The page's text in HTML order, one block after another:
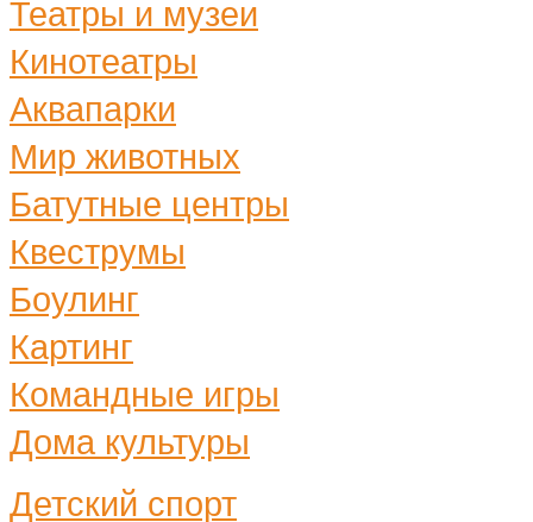
Театры и музеи
Кинотеатры
Аквапарки
Мир животных
Батутные центры
Квеструмы
Боулинг
Картинг
Командные игры
Дома культуры
Детский спорт